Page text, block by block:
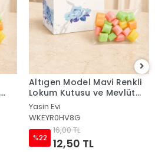
Altıgen Model Mavi Renkli
Lokum Kutusu ve Mevlüt
Şekeri
Yasin Evi
WKEYR0HV8G
%22
16,00 TL
12,50 TL